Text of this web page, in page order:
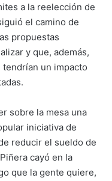
a la reelección de
el camino de
propuestas
y que, además,
tendrían un impacto
sobre la mesa una
iniciativa de
reducir el sueldo de
cayó en la
que la gente quiere,